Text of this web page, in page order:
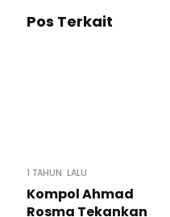
Pos Terkait
1 TAHUN LALU
Kompol Ahmad
Rosma Tekankan